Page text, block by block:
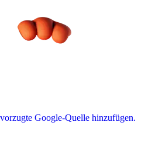
Google-Quelle hinzufügen.